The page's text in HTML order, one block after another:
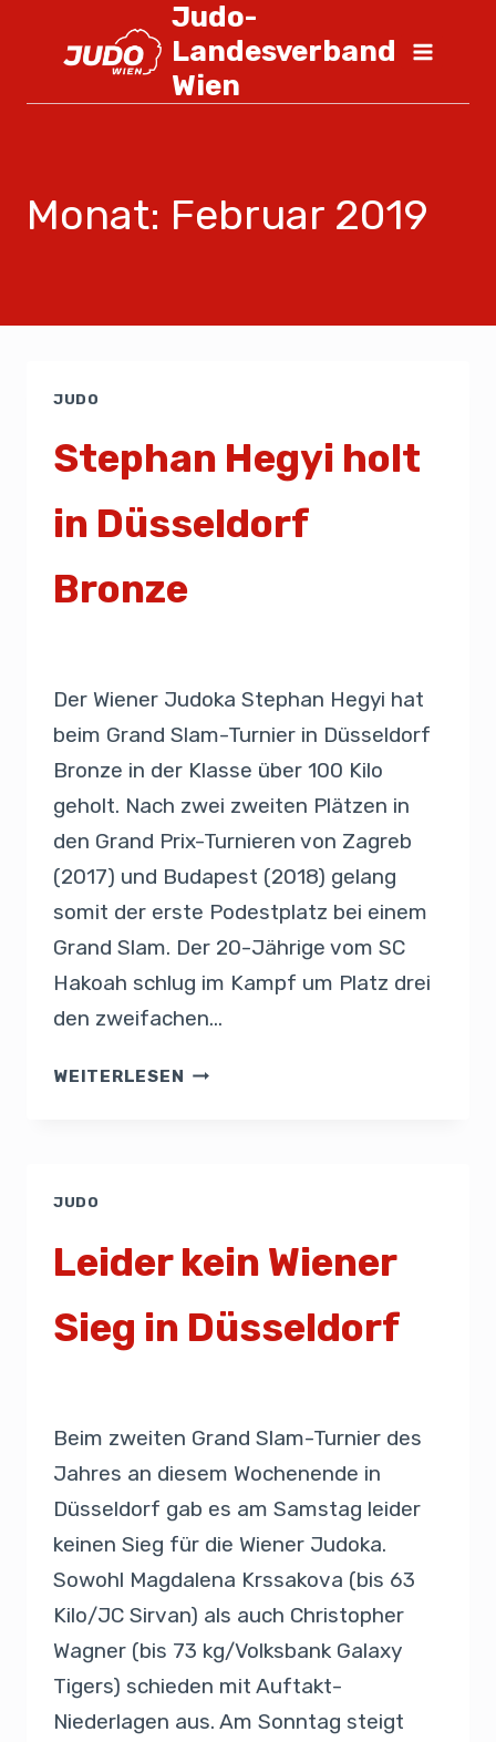
Judo-
Landesverband
Wien
Monat: Februar 2019
JUDO
Stephan Hegyi holt
in Düsseldorf
Bronze
Der Wiener Judoka Stephan Hegyi hat
beim Grand Slam-Turnier in Düsseldorf
Bronze in der Klasse über 100 Kilo
geholt. Nach zwei zweiten Plätzen in
den Grand Prix-Turnieren von Zagreb
(2017) und Budapest (2018) gelang
somit der erste Podestplatz bei einem
Grand Slam. Der 20-Jährige vom SC
Hakoah schlug im Kampf um Platz drei
den zweifachen…
WEITERLESEN
JUDO
Leider kein Wiener
Sieg in Düsseldorf
Beim zweiten Grand Slam-Turnier des
Jahres an diesem Wochenende in
Düsseldorf gab es am Samstag leider
keinen Sieg für die Wiener Judoka.
Sowohl Magdalena Krssakova (bis 63
Kilo/JC Sirvan) als auch Christopher
Wagner (bis 73 kg/Volksbank Galaxy
Tigers) schieden mit Auftakt-
Niederlagen aus. Am Sonntag steigt